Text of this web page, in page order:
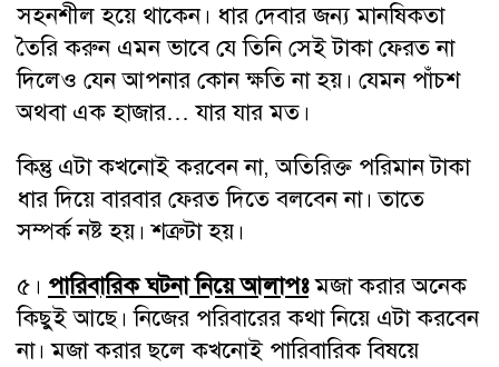
সহনশীল হয়ে থাকেন। ধার দেবার জন্য মানষিকতা
তৈরি করুন এমন ভাবে যে তিনি সেই টাকা ফেরত না
দিলেও যেন আপনার কোন ক্ষতি না হয়। যেমন পাঁচশ
অথবা এক হাজার… যার যার মত।
কিন্তু এটা কখনোই করবেন না, অতিরিক্ত পরিমান টাকা
ধার দিয়ে বারবার ফেরত দিতে বলবেন না। তাতে
সম্পর্ক নষ্ট হয়। শত্রুটা হয়।
৫। পারিবারিক ঘটনা নিয়ে আলাপঃমজা করার অনেক
কিছুই আছে। নিজের পরিবারের কথা নিয়ে এটা করবেন
না। মজা করার ছলে কখনোই পারিবারিক বিষয়ে